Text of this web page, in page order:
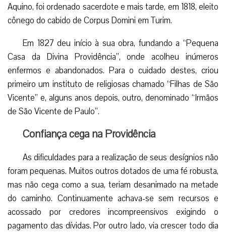
Aquino, foi ordenado sacerdote e mais tarde, em 1818, eleito
cônego do cabido de Corpus Domini em Turim.
Em 1827 deu início à sua obra, fundando a “Pequena
Casa da Divina Providência”, onde acolheu inúmeros
enfermos e abandonados. Para o cuidado destes, criou
primeiro um instituto de religiosas chamado “Filhas de São
Vicente” e, alguns anos depois, outro, denominado “Irmãos
de São Vicente de Paulo”.
Confiança cega na Providência
As dificuldades para a realização de seus desígnios não
foram pequenas. Muitos outros dotados de uma fé robusta,
mas não cega como a sua, teriam desanimado na metade
do caminho. Continuamente achava-se sem recursos e
acossado por credores incompreensivos exigindo o
pagamento das dívidas. Por outro lado, via crescer todo dia